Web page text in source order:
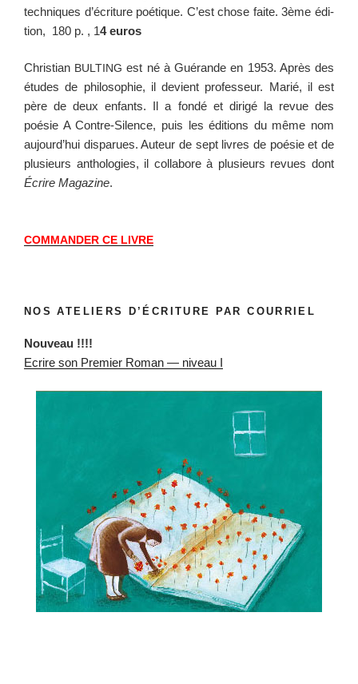
tech­niques d’écriture poé­tique. C’est chose faite. 3ème édi­
tion, 180 p. , 14 euros
Chris­t­ian BULTING est né à Guérande en 1953. Après des
études de philoso­phie, il devient pro­fesseur. Mar­ié, il est
père de deux enfants. Il a fondé et dirigé la revue des
poésie A Con­tre-Silence, puis les édi­tions du même nom
aujourd’hui dis­parues. Auteur de sept livres de poésie et de
plusieurs antholo­gies, il col­la­bore à plusieurs revues dont
Écrire Mag­a­zine.
COMMANDER CE LIVRE
NOS ATELIERS D’ÉCRITURE PAR COURRIEL
Nou­veau !!!!
Ecrire son Pre­mier Roman — niveau I